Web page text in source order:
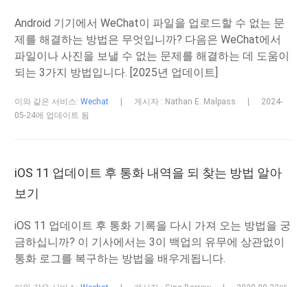
Android 기기에서 WeChat이 파일을 업로드할 수 없는 문
제를 해결하는 방법은 무엇입니까? 다음은 WeChat에서
파일이나 사진을 보낼 수 없는 문제를 해결하는 데 도움이
되는 3가지 방법입니다. [2025년 업데이트]
이와 같은 서비스:Wechat 게시자 : Nathan E. Malpass
2024-
05-24에 업데이트 됨
iOS 11 업데이트 후 통화 내역을 되 찾는 방법 알아
보기
iOS 11 업데이트 후 통화 기록을 다시 가져 오는 방법을 궁
금하십니까? 이 기사에서는 3이 백업의 유무에 상관없이
통화 로그를 복구하는 방법을 배우게됩니다.